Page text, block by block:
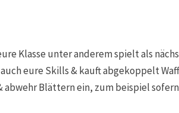
Klasse unter anderem spielt als
eure Skills & kauft abgekoppelt
abwehr Blättern ein, zum beispiel